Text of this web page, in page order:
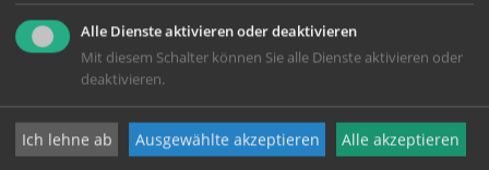
Alle Dienste aktivieren oder deaktivieren
Mit diesem Schalter können Sie alle Dienste aktivieren oder
deaktivieren.
Ich lehne ab Ausgewählte akzeptieren Alle akzeptieren